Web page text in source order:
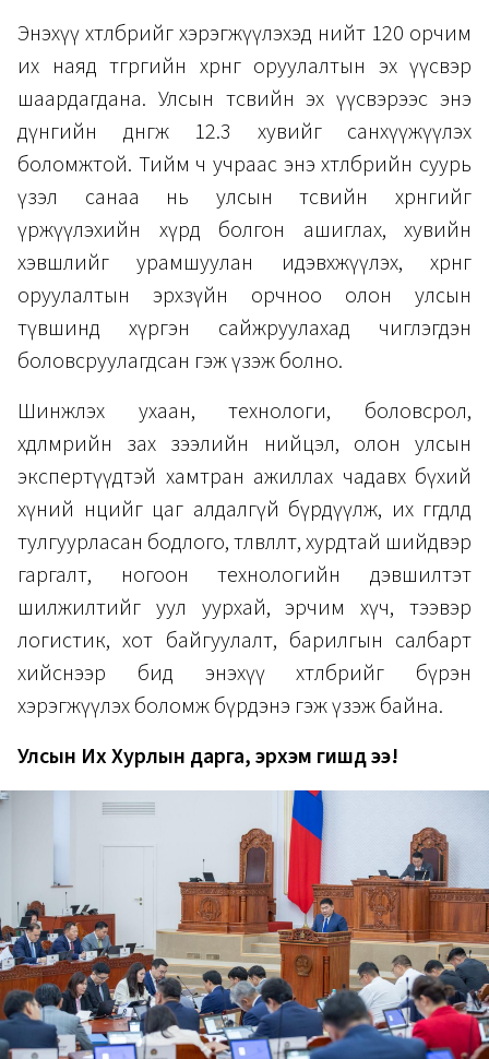
Энэхүү хөтөлбөрийг хэрэгжүүлэхэд нийт 120 орчим
их наяд төгрөгийн хөрөнгө оруулалтын эх үүсвэр
шаардагдана. Улсын төсвийн эх үүсвэрээс энэ
дүнгийн дөнгөж 12.3 хувийг санхүүжүүлэх
боломжтой. Тийм ч учраас энэ хөтөлбөрийн суурь
үзэл санаа нь улсын төсвийн хөрөнгийг
үржүүлэхийн хүрд болгон ашиглах, хувийн
хэвшлийг урамшуулан идэвхжүүлэх, хөрөнгө
оруулалтын эрхзүйн орчноо олон улсын
түвшинд хүргэн сайжруулахад чиглэгдэн
боловсруулагдсан гэж үзэж болно.
Шинжлэх ухаан, технологи, боловсрол,
хөдөлмөрийн зах зээлийн нийцэл, олон улсын
экспертүүдтэй хамтран ажиллах чадавх бүхий
хүний нөөцийг цаг алдалгүй бүрдүүлж, их өгөгдөлд
тулгуурласан бодлого, төлөвлөлт, хурдтай шийдвэр
гаргалт, ногоон технологийн дэвшилтэт
шилжилтийг уул уурхай, эрчим хүч, тээвэр
логистик, хот байгуулалт, барилгын салбарт
хийснээр бид энэхүү хөтөлбөрийг бүрэн
хэрэгжүүлэх боломж бүрдэнэ гэж үзэж байна.
Улсын Их Хурлын дарга, эрхэм гишүүд ээ!